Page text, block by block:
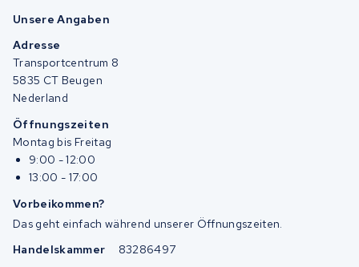
Unsere Angaben
Adresse
Transportcentrum 8
5835 CT Beugen
Nederland
Öffnungszeiten
Montag bis Freitag
9:00 - 12:00
13:00 - 17:00
Vorbeikommen?
Das geht einfach während unserer Öffnungszeiten.
Handelskammer
83286497